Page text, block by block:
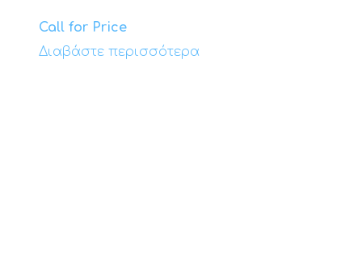
Call for Price
Διαβάστε περισσότερα